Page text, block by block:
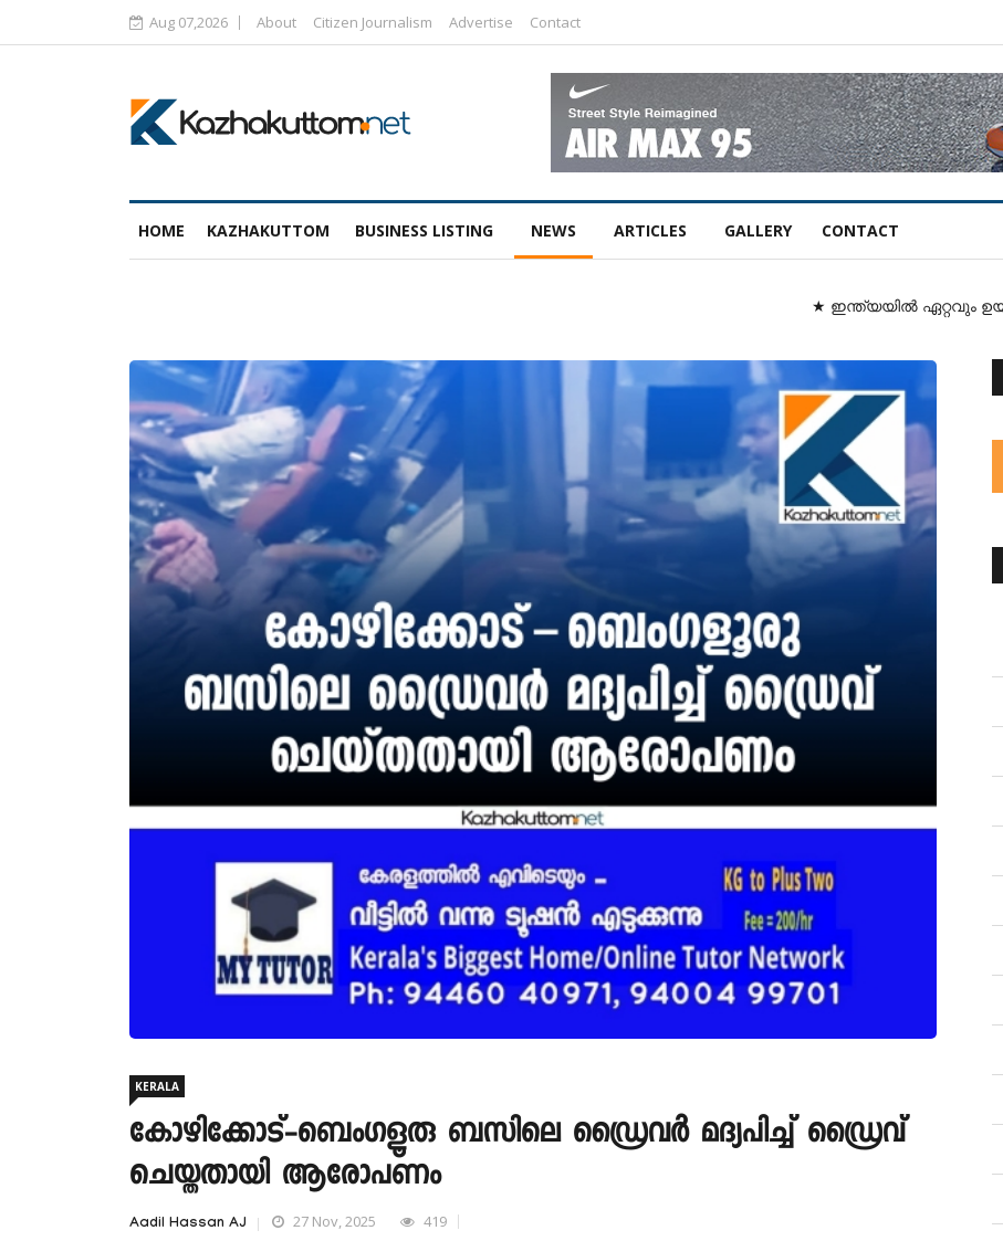
Aug 07,2026 About Citizen Journalism Advertise Contact
HOME KAZHAKUTTOM BUSINESS LISTING NEWS ARTICLES GALLERY CONTACT
★ ഇന്ത്യയിൽ ഏറ്റവും ഉയർന്ന
KERALA
കോഴിക്കോട്-ബെംഗളൂരു ബസിലെ ഡ്രൈവര്‍ മദ്യപിച്ച് ഡ്രൈവ്
ചെയ്തതായി ആരോപണം
Aadil Hassan AJ 27 Nov, 2025 419